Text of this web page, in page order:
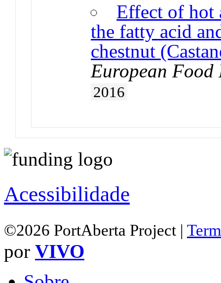
Effect of hot
the fatty acid
chestnut
European Food
2016
Acessibilidade
©2026 PortAberta Project |
por VIVO